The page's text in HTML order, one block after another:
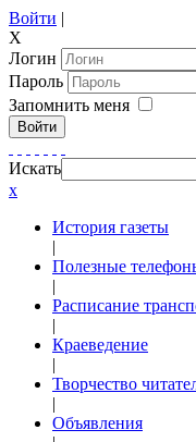
Войти |
X
Логин
Пароль
Запомнить меня
Войти
Искать
x
История газеты
|
Полезные
|
Расписание
|
Краеведение
|
Творчество
|
Объявления